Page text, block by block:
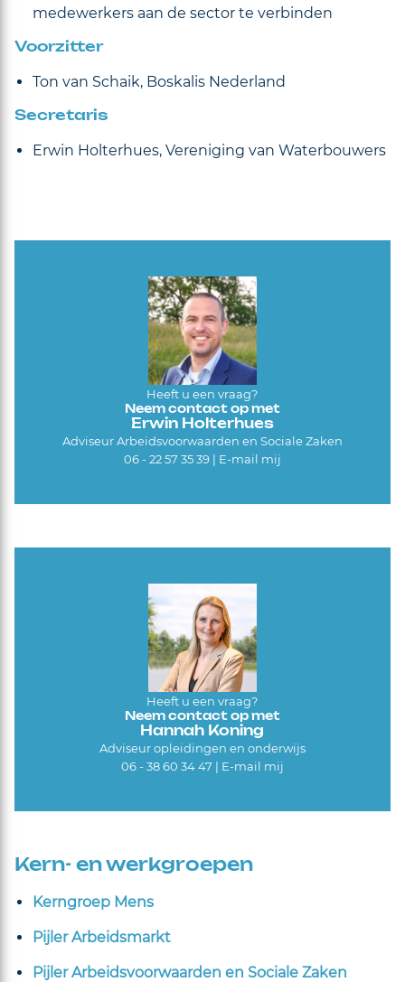
medewerkers aan de sector te verbinden
Voorzitter
Ton van Schaik, Boskalis Nederland
Secretaris
Erwin Holterhues, Vereniging van Waterbouwers
Heeft u een vraag?
Neem contact op met
Erwin Holterhues
Adviseur Arbeidsvoorwaarden en Sociale Zaken
06 - 22 57 35 39 | E-mail mij
Heeft u een vraag?
Neem contact op met
Hannah Koning
Adviseur opleidingen en onderwijs
06 - 38 60 34 47 | E-mail mij
Kern- en werkgroepen
Kerngroep Mens
Pijler Arbeidsmarkt
Pijler Arbeidsvoorwaarden en Sociale Zaken